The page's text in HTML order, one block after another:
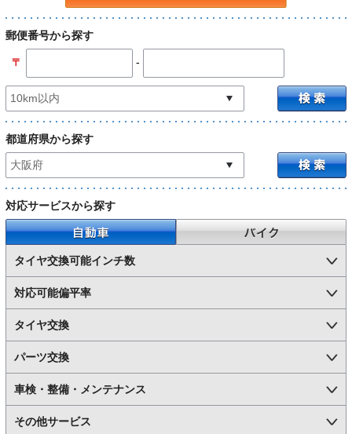
郵便番号から探す
〒 -
都道府県から探す
対応サービスから探す
自動車
タイヤ交換可能インチ数
対応可能偏平率
タイヤ交換
パーツ交換
車検・整備・メンテナンス
その他サービス